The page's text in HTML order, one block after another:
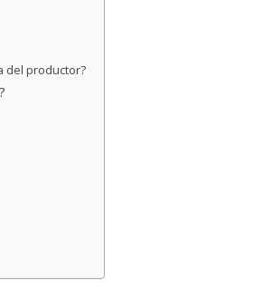
del productor?